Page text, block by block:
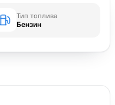
Тип топлива
Бензин